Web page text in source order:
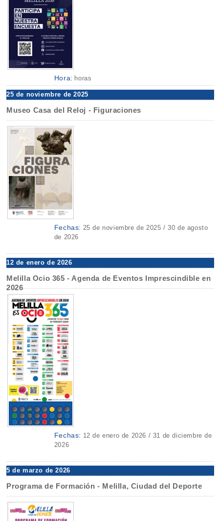
Hora: horas
25 de noviembre de 2025
Museo Casa del Reloj - Figuraciones
Fechas: 25 de noviembre de 2025 / 30 de agosto
de 2026
12 de enero de 2026
Melilla Ocio 365 - Agenda de Eventos Imprescindible en
2026
Fechas: 12 de enero de 2026 / 31 de diciembre de
2026
5 de marzo de 2026
Programa de Formación - Melilla, Ciudad del Deporte